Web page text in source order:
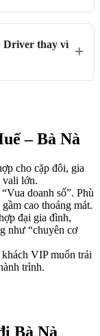
Driver thay vì
– Bà Nà
cho cặp đôi, gia
vali lớn.
“Vua doanh số”. Phù
cao thoáng mát.
đại gia đình,
như “chuyên cơ
VIP muốn trải
trình.
Bà Nà